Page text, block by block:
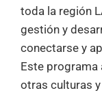
toda la región
gestión y
conectarse y
Este programa
otras culturas